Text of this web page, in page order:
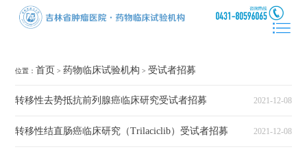
位置： 首页 >药物临床试验机构 >受试者招募
转移性去势抵抗前列腺癌临床研究受试者招募 2021-12-08
转移性结直肠癌临床研究（Trilaciclib）受试者招募 2021-12-08